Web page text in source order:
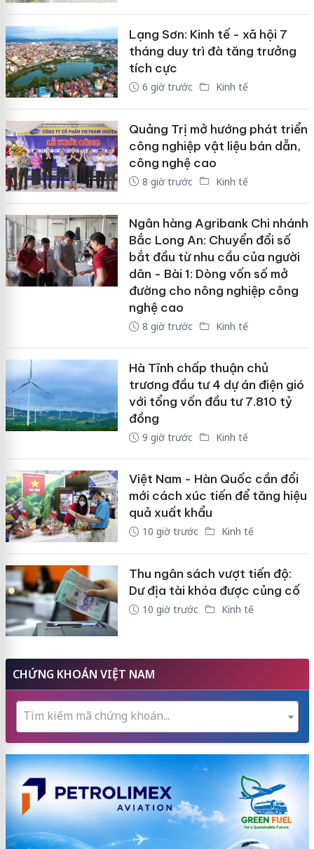
Lạng Sơn: Kinh tế - xã hội 7
tháng duy trì đà tăng trưởng
tích cực
6 giờ trước Kinh tế
Quảng Trị mở hướng phát triển
công nghiệp vật liệu bán dẫn,
công nghệ cao
8 giờ trước Kinh tế
Ngân hàng Agribank Chi nhánh
Bắc Long An: Chuyển đổi số
bắt đầu từ nhu cầu của người
dân - Bài 1: Dòng vốn số mở
đường cho nông nghiệp công
nghệ cao
8 giờ trước Kinh tế
Hà Tĩnh chấp thuận chủ
trương đầu tư 4 dự án điện gió
với tổng vốn đầu tư 7.810 tỷ
đồng
9 giờ trước Kinh tế
Việt Nam - Hàn Quốc cần đổi
mới cách xúc tiến để tăng hiệu
quả xuất khẩu
10 giờ trước Kinh tế
Thu ngân sách vượt tiến độ:
Dư địa tài khóa được củng cố
10 giờ trước Kinh tế
CHỨNG KHOÁN VIỆT NAM
Tìm kiếm mã chứng khoán...